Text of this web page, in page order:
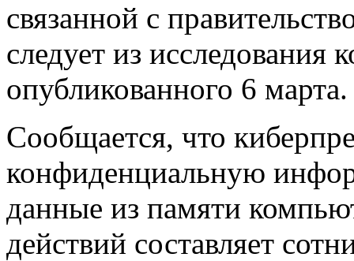
связанной с
следует из
опубликованного 6 марта.
Сообщается, что
конфиденциальную
данные из памяти
действий составляет